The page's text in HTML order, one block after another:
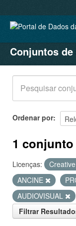
CONJUNTOS DE
ORGANIZAÇÕES
GRUPOS
SOBRE
Conjuntos
Ordenar por
1
Licenças:
ANCINE
AUDIOVISUAL
Filtrar